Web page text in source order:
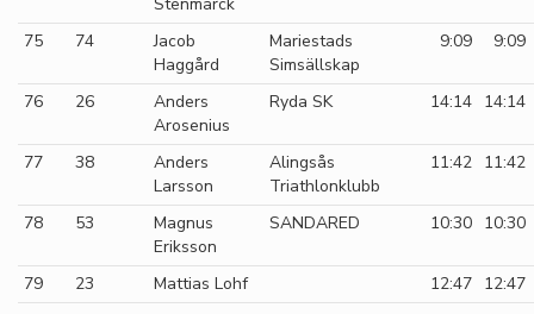
75 74
Jacob
Haggård
Mariestads
Simsällskap
9:09 9:09
76 26
Anders
Arosenius
Ryda SK 14:14 14:14
77 38
Anders
Larsson
Alingsås
Triathlonklubb
11:42 11:42
78 53
Magnus
Eriksson
SANDARED 10:30 10:30
79 23 Mattias Lohf 12:47 12:47